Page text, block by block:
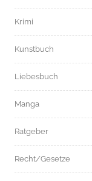
Krimi
Kunstbuch
Liebesbuch
Manga
Ratgeber
Recht/Gesetze